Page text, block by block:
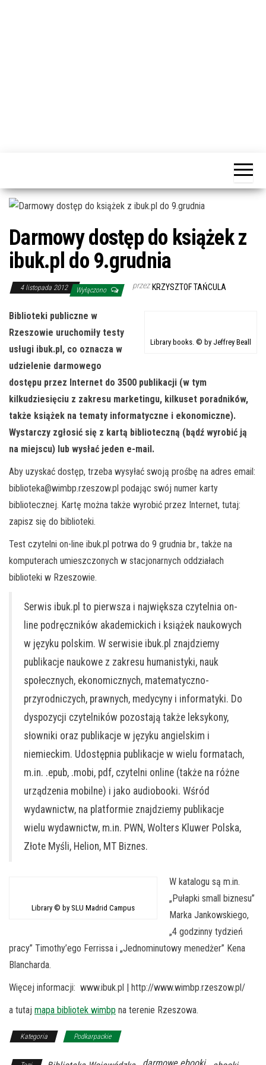
wydarzenia,
szkolenia dla
firm
Darmowy dostęp do książek z
ibuk.pl do 9.grudnia
4 listopada 2012 Wyłączono przez KRZYSZTOF TAŃCULA
Library books. © by Jeffrey Beall
Biblioteki publiczne w
Rzeszowie uruchomiły testy
usługi ibuk.pl, co oznacza w
udzielenie darmowego
dostępu przez Internet do 3500 publikacji (w tym
kilkudziesięciu z zakresu marketingu, kilkuset poradników,
także książek na tematy informatyczne i ekonomiczne).
Wystarczy zgłosić się z kartą biblioteczną (bądź wyrobić ją
na miejscu) lub wysłać jeden e-mail.
Aby uzyskać dostęp, trzeba wysyłać swoją prośbę na adres email:
biblioteka@wimbp.rzeszow.pl podając swój numer karty
bibliotecznej. Kartę można także wyrobić przez Internet, tutaj:
zapisz się do biblioteki.
Test czytelni on-line ibuk.pl potrwa do 9 grudnia br., także na
komputerach umieszczonych w stacjonarnych oddziałach
biblioteki w Rzeszowie.
Serwis ibuk.pl to pierwsza i największa czytelnia on-
line podręczników akademickich i książek naukowych
w języku polskim. W serwisie ibuk.pl znajdziemy
publikacje naukowe z zakresu humanistyki, nauk
społecznych, ekonomicznych, matematyczno-
przyrodniczych, prawnych, medycyny i informatyki. Do
dyspozycji czytelników pozostają także leksykony,
słowniki oraz publikacje w języku angielskim i
niemieckim. Udostępnia publikacje w wielu formatach,
m.in. .epub, .mobi, pdf, czytelni online (także na różne
urządzenia mobilne) i jako audiobooki. Wśród
wydawnictw, na platformie znajdziemy publikacje
wielu wydawnictw, m.in. PWN, Wolters Kluwer Polska,
Złote Myśli, Helion, MT Biznes.
Library © by SLU Madrid Campus
W katalogu są m.in.
„Pułapki small biznesu”
Marka Jankowskiego,
„4 godzinny tydzień
pracy” Timothy’ego Ferrissa i „Jednominutowy menedżer” Kena
Blancharda.
Więcej informacji: www.ibuk.pl | http://www.wimbp.rzeszow.pl/
a tutaj mapa bibliotek wimbp na terenie Rzeszowa.
Kategoria Podkarpackie